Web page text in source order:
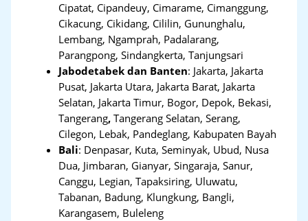
Cipatat, Cipandeuy, Cimarame, Cimanggung,
Cikacung, Cikidang, Cililin, Gununghalu,
Lembang, Ngamprah, Padalarang,
Parangpong, Sindangkerta, Tanjungsari
Jabodetabek dan Banten: Jakarta, Jakarta
Pusat, Jakarta Utara, Jakarta Barat, Jakarta
Selatan, Jakarta Timur, Bogor, Depok, Bekasi,
Tangerang,Tangerang Selatan, Serang,
Cilegon, Lebak, Pandeglang, Kabupaten Bayah
Bali: Denpasar, Kuta, Seminyak, Ubud, Nusa
Dua, Jimbaran, Gianyar, Singaraja, Sanur,
Canggu, Legian, Tapaksiring, Uluwatu,
Tabanan, Badung, Klungkung, Bangli,
Karangasem, Buleleng